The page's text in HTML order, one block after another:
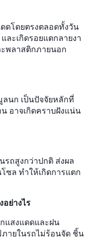
ดโดยตรงตลอดทั้งวัน
ละเกิดรอยแตกลายงา
ะพลาสติกภายนอก
นก เป็นปัจจัยหลักที่
อาจเกิดคราบฝังแน่น
ถสูงกว่าปกติ ส่งผล
ซล ทำให้เกิดการแตก
อย่างไร
แสงแดดและฝน
ายในรถไม่ร้อนจัด ชิ้น